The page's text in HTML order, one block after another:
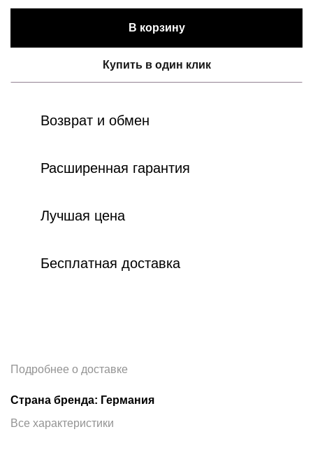
В корзину
Купить в один клик
Возврат и обмен
Расширенная гарантия
Лучшая цена
Бесплатная доставка
Подробнее о доставке
Страна бренда: Германия
Все характеристики